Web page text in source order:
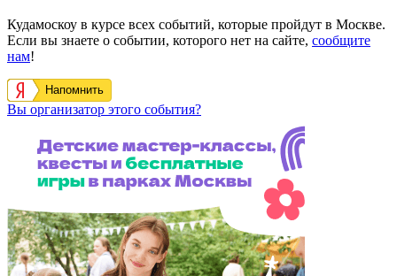
Кудамоскоу в курсе всех событий, которые пройдут в Москве.
Если вы знаете о событии, которого нет на сайте, сообщите
нам!
Напомнить
Вы организатор этого события?